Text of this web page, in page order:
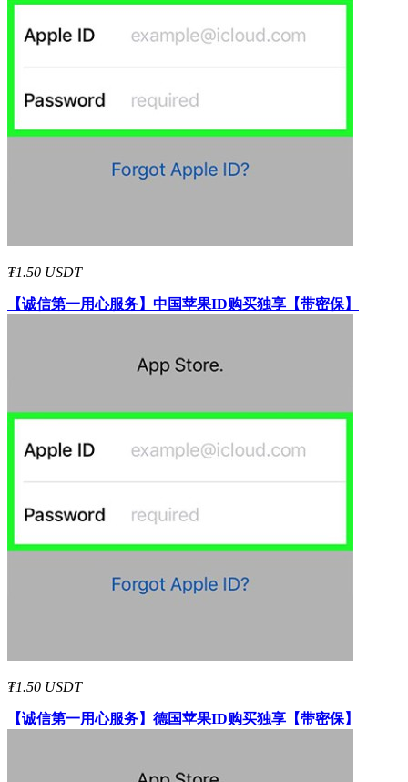
₮1.50 USDT
【诚信第一用心服务】 中国苹果ID购买独享【带密保】
₮1.50 USDT
【诚信第一用心服务】 德国苹果ID购买独享【带密保】